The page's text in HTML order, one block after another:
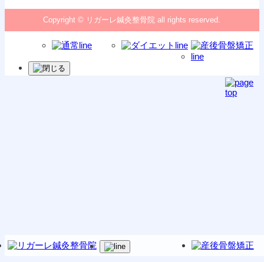
Copyright © リガーレ鍼灸整骨院 all rights reserved.